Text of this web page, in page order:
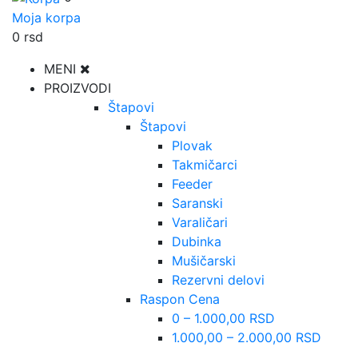
Moja korpa
0 rsd
MENI
PROIZVODI
Štapovi
Štapovi
Plovak
Takmičarci
Feeder
Saranski
Varaličari
Dubinka
Mušičarski
Rezervni delovi
Raspon Cena
0 – 1.000,00 RSD
1.000,00 – 2.000,00 RSD